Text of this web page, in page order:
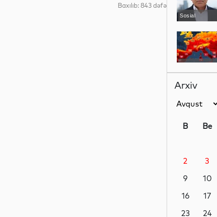
Baxılıb: 843 dəfə
Sosial
Dünya
Maraqlı
Analitik
Arxiv
B Be
2
3
9
10
16
17
23
24